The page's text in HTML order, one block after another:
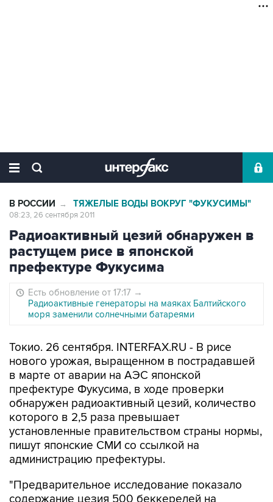
В РОССИИ → ТЯЖЕЛЫЕ ВОДЫ ВОКРУГ "ФУКУСИМЫ"
08:23, 26 сентября 2011
Радиоактивный цезий обнаружен в
растущем рисе в японской
префектуре Фукусима
Есть обновление от 17:17 →
Радиоактивные генераторы на маяках Балтийского
моря заменили солнечными батареями
Токио. 26 сентября. INTERFAX.RU - В рисе
нового урожая, выращенном в пострадавшей
в марте от аварии на АЭС японской
префектуре Фукусима, в ходе проверки
обнаружен радиоактивный цезий, количество
которого в 2,5 раза превышает
установленные правительством страны нормы,
пишут японские СМИ со ссылкой на
администрацию префектуры.
"Предварительное исследование показало